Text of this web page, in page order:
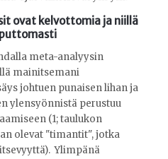
ovat kelvottomia ja niillä
meta-analyysin
mainitsemani
johtuen punaisen lihan ja
ylensyönnistä perustuu
(1; taulukon
olevat "timantit", jotka
Ylimpänä